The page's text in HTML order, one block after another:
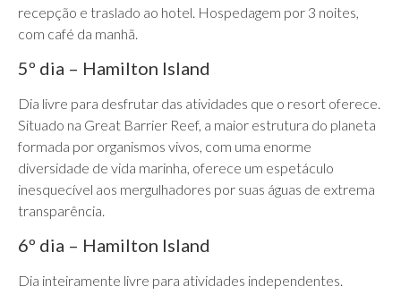
recepção e traslado ao hotel. Hospedagem por 3 noites,
com café da manhã.
5º dia – Hamilton Island
Dia livre para desfrutar das atividades que o resort oferece.
Situado na Great Barrier Reef, a maior estrutura do planeta
formada por organismos vivos, com uma enorme
diversidade de vida marinha, oferece um espetáculo
inesquecível aos mergulhadores por suas águas de extrema
transparência.
6º dia – Hamilton Island
Dia inteiramente livre para atividades independentes.